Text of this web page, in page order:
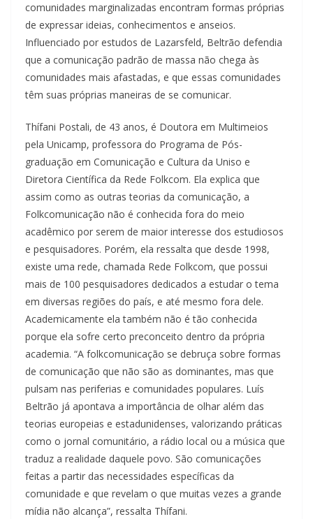
comunidades marginalizadas encontram formas próprias
de expressar ideias, conhecimentos e anseios.
Influenciado por estudos de Lazarsfeld, Beltrão defendia
que a comunicação padrão de massa não chega às
comunidades mais afastadas, e que essas comunidades
têm suas próprias maneiras de se comunicar.
Thífani Postali, de 43 anos, é Doutora em Multimeios
pela Unicamp, professora do Programa de Pós-
graduação em Comunicação e Cultura da Uniso e
Diretora Científica da Rede Folkcom. Ela explica que
assim como as outras teorias da comunicação, a
Folkcomunicação não é conhecida fora do meio
acadêmico por serem de maior interesse dos estudiosos
e pesquisadores. Porém, ela ressalta que desde 1998,
existe uma rede, chamada Rede Folkcom, que possui
mais de 100 pesquisadores dedicados a estudar o tema
em diversas regiões do país, e até mesmo fora dele.
Academicamente ela também não é tão conhecida
porque ela sofre certo preconceito dentro da própria
academia. “A folkcomunicação se debruça sobre formas
de comunicação que não são as dominantes, mas que
pulsam nas periferias e comunidades populares. Luís
Beltrão já apontava a importância de olhar além das
teorias europeias e estadunidenses, valorizando práticas
como o jornal comunitário, a rádio local ou a música que
traduz a realidade daquele povo. São comunicações
feitas a partir das necessidades específicas da
comunidade e que revelam o que muitas vezes a grande
mídia não alcança”, ressalta Thífani.